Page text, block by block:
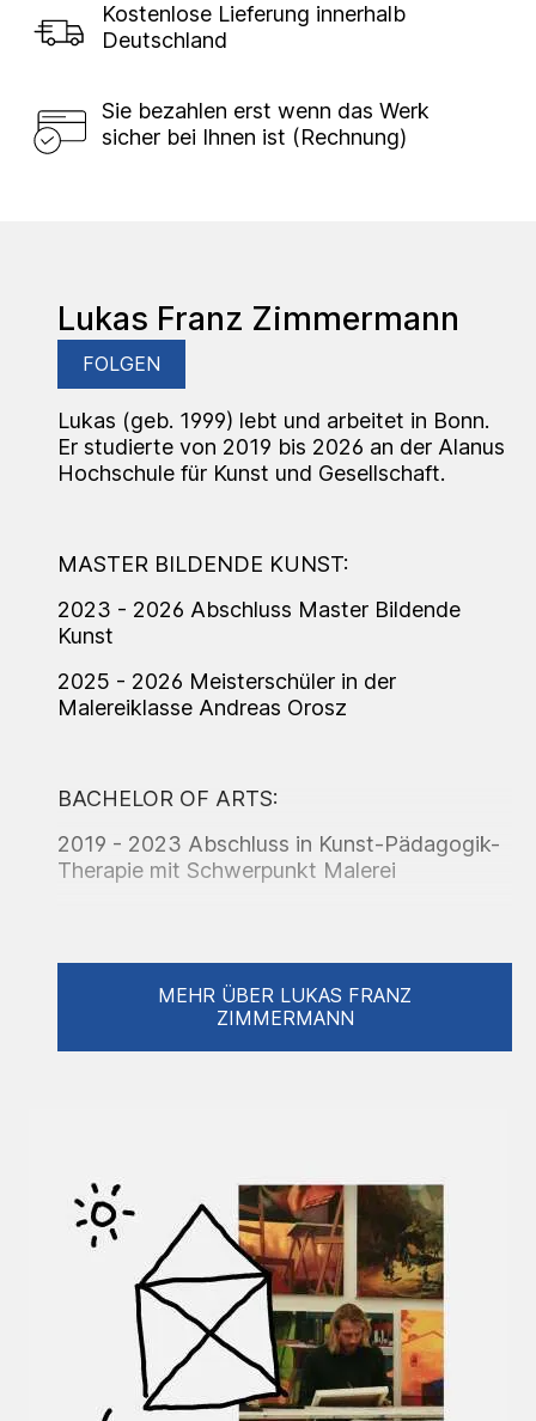
Kostenlose Lieferung innerhalb
Deutschland
Sie bezahlen erst wenn das Werk
sicher bei Ihnen ist (Rechnung)
Lukas Franz Zimmermann
FOLGEN
Lukas (geb. 1999) lebt und arbeitet in Bonn.
Er studierte von 2019 bis 2026 an der Alanus
Hochschule für Kunst und Gesellschaft.
MASTER BILDENDE KUNST:
2023 - 2026 Abschluss Master Bildende
Kunst
2025 - 2026 Meisterschüler in der
Malereiklasse Andreas Orosz
BACHELOR OF ARTS:
2019 - 2023 Abschluss in Kunst-Pädagogik-
Therapie mit Schwerpunkt Malerei
Ausstellungen (Auswahl):
2018/2019 „Streetartenexperiment“ an
öffentlichen Plätzen in Bonn
2019 Künstlerforum Bonn
2022 Wachsfabrik Köln
2022 Fabrik45 Bonn
2022 K49 Köln
2022 AHRTkomm Sinzig
2022 Charity Aktion, Lions Club, Quartier
am Hafen, Köln
2022 Marstall am See, Starnberger See in
der Nähe von München
2023 Künstlerforum Bonn
MEHR ÜBER LUKAS FRANZ
ZIMMERMANN